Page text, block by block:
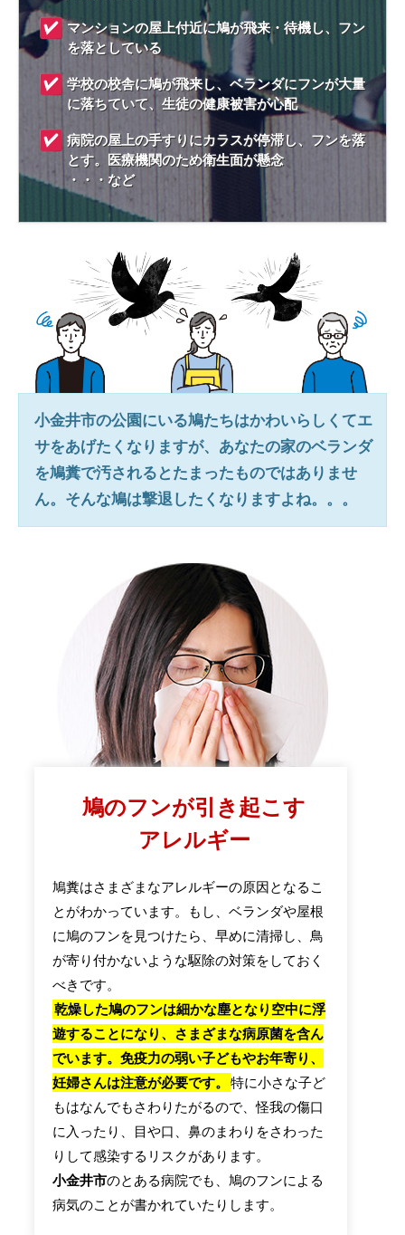
マンションの屋上付近に鳩が飛来・待機し、フン
を落としている
学校の校舎に鳩が飛来し、ベランダにフンが大量
に落ちていて、生徒の健康被害が心配
病院の屋上の手すりにカラスが停滞し、フンを落
とす。医療機関のため衛生面が懸念
・・・など
小金井市の公園にいる鳩たちはかわいらしくてエ
サをあげたくなりますが、あなたの家のベランダ
を鳩糞で汚されるとたまったものではありませ
ん。そんな鳩は撃退したくなりますよね。。。
鳩のフンが引き起こす
アレルギー
鳩糞はさまざまなアレルギーの原因となるこ
とがわかっています。もし、ベランダや屋根
に鳩のフンを見つけたら、早めに清掃し、鳥
が寄り付かないような駆除の対策をしておく
べきです。
乾燥した鳩のフンは細かな塵となり空中に浮
遊することになり、さまざまな病原菌を含ん
でいます。免疫力の弱い子どもやお年寄り、
妊婦さんは注意が必要です。
特に小さな子ど
もはなんでもさわりたがるので、怪我の傷口
に入ったり、目や口、鼻のまわりをさわった
りして感染するリスクがあります。
小金井市のとある病院でも、鳩のフンによる
病気のことが書かれていたりします。